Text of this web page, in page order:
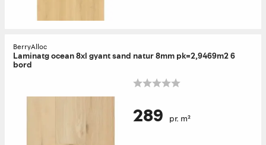
BerryAlloc
Laminatg ocean 8xl gyant sand natur 8mm pk=2,9469m2 6
bord
289 pr. m²